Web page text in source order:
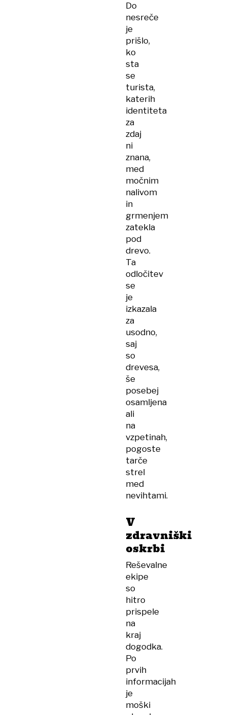
jih
oživljati
Do
nesreče
je
prišlo,
ko
sta
se
turista,
katerih
identiteta
za
zdaj
ni
znana,
med
močnim
nalivom
in
grmenjem
zatekla
pod
drevo.
Ta
odločitev
se
je
izkazala
za
usodno,
saj
so
drevesa,
še
posebej
osamljena
ali
na
vzpetinah,
pogoste
tarče
strel
med
nevihtami.
V
zdravniški
oskrbi
Reševalne
ekipe
so
hitro
prispele
na
kraj
dogodka.
Po
prvih
informacijah
je
moški